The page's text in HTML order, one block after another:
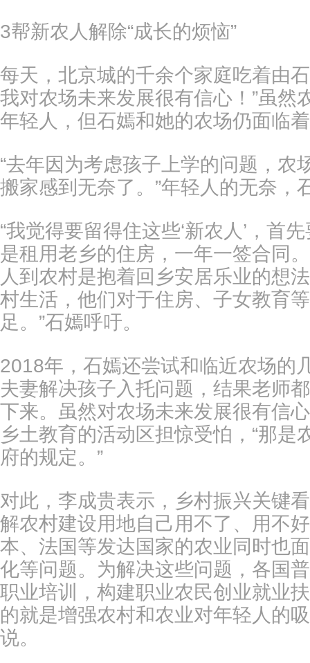
3帮新农人解除“成长的烦恼”
每天，北京城的千余个家庭吃着由
我对农场未来发展很有信心！”虽
年轻人，但石嫣和她的农场仍面临
“去年因为考虑孩子上学的问题，
搬家感到无奈了。”年轻人的无奈，
“我觉得要留得住这些‘新农人’，首
是租用老乡的住房，一年一签合同
人到农村是抱着回乡安居乐业的想
村生活，他们对于住房、子女教育
足。”石嫣呼吁。
2018年，石嫣还尝试和临近农场的
夫妻解决孩子入托问题，结果老师
下来。虽然对农场未来发展很有信
乡土教育的活动区担惊受怕，“那
府的规定。”
对此，李成贵表示，乡村振兴关键
解农村建设用地自己用不了、用不
本、法国等发达国家的农业同时也
化等问题。为解决这些问题，各国
职业培训，构建职业农民创业就业
的就是增强农村和农业对年轻人的
说。